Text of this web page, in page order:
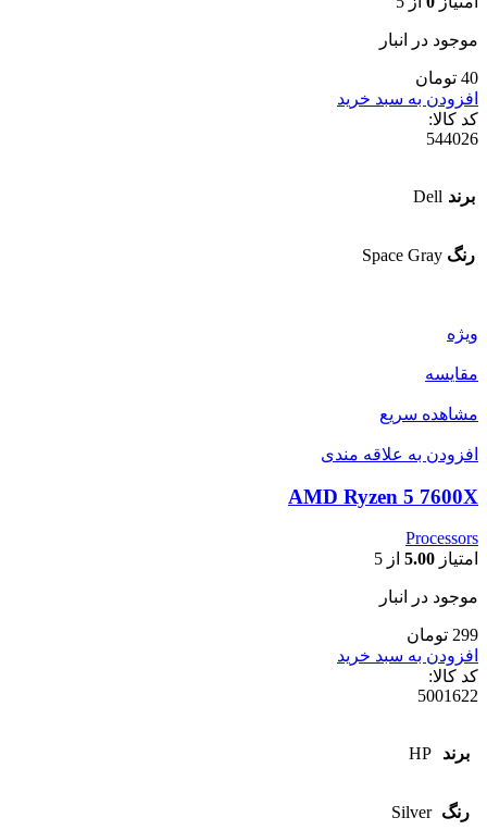
موجود در انبار
40 تومان
افزودن به سبد خرید
کد کالا:
544026
برند Dell
رنگ Space Gray
ویژه
مقایسه
مشاهده سریع
افزودن به علاقه مندی
AMD Ryzen 5 7600X
Processors
امتیاز 5.00 از 5
موجود در انبار
299 تومان
افزودن به سبد خرید
کد کالا:
5001622
برند HP
رنگ Silver